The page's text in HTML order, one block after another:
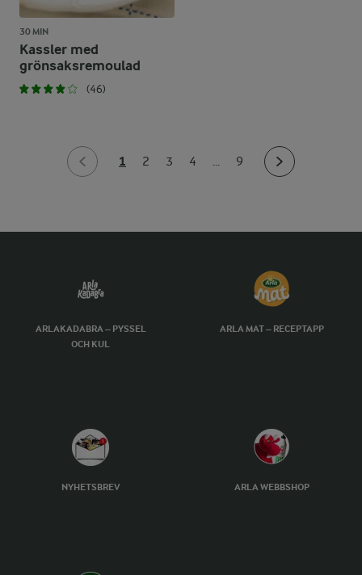
30 MIN
Kassler med
grönsaksremoulad
(46)
1 2 3 4 ... 9
ARLAKADABRA – PYSSEL
OCH KUL
ARLA MAT – RECEPTAPP
NYHETSBREV ARLA WEBBSHOP